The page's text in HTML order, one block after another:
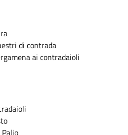
di contrada
ai contradaioli